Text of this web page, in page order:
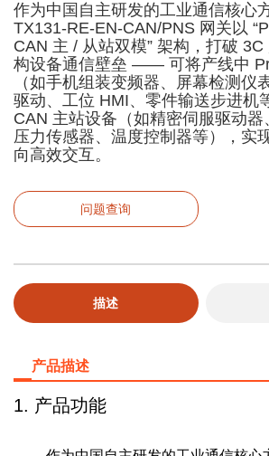
作为中国自主研发的工业通信核心
TX131-RE-EN-CAN/PNS 网关以
CAN 主 / 从站双模” 架构，打破
构设备通信壁垒 —— 可将产线中
（如手机组装变频器、屏幕检测仪
驱动、工位 HMI、零件输送步进机
CAN 主站设备（如精密伺服驱动器
压力传感器、温度控制器等），实
向高效交互。
问题查询
描述
产品描述
1. 产品功能